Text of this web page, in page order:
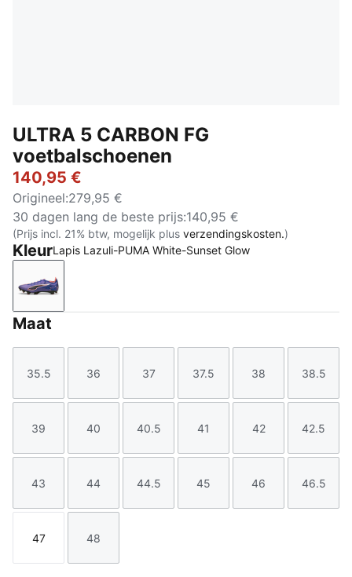
ULTRA 5 CARBON FG
voetbalschoenen
140,95 €
Origineel:279,95 €
30 dagen lang de beste prijs:140,95 €
(Prijs incl. 21% btw, mogelijk plus verzendingskosten.)
KleurLapis Lazuli-PUMA White-Sunset Glow
Lapis Lazuli-PUMA White-Sunset Glow
Maat
Maat
35.5
Maat
36
Maat
37
Maat
37.5
Maat
38
Maat
38.5
Maat
39
Maat
40
Maat
40.5
Maat
41
Maat
42
Maat
42.5
Maat
43
Maat
44
Maat
44.5
Maat
45
Maat
46
Maat
46.5
Maat
47
Maat
48